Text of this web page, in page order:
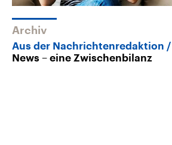
Archiv
Aus der Nachrichtenredaktion
News – eine Zwischenbilanz